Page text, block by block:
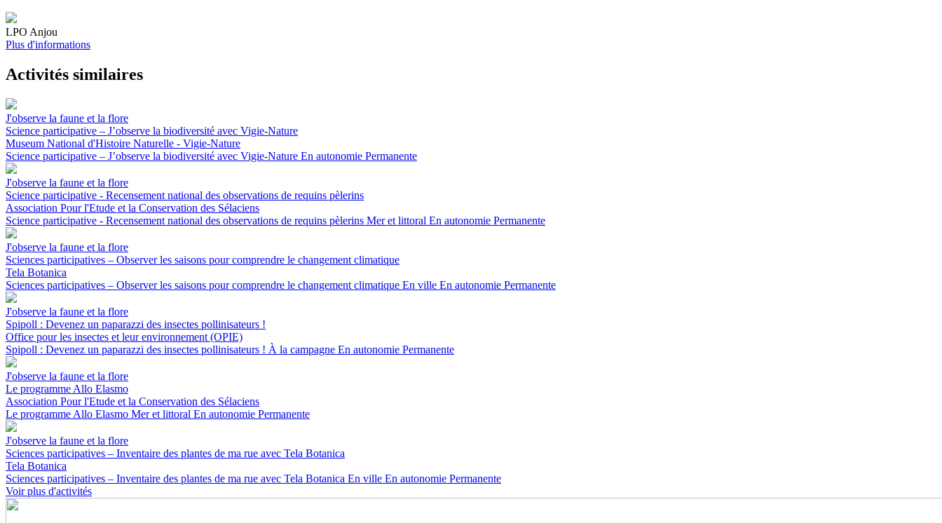
LPO Anjou
Plus d'informations
Activités similaires
J'observe la faune et la flore
Science participative – J’observe la biodiversité avec Vigie-Nature
Museum National d'Histoire Naturelle - Vigie-Nature
Science participative – J’observe la biodiversité avec Vigie-Nature En autonomie Permanente
J'observe la faune et la flore
Science participative - Recensement national des observations de requins pèlerins
Association Pour l'Etude et la Conservation des Sélaciens
Science participative - Recensement national des observations de requins pèlerins Mer et littoral En autonomie Permanente
J'observe la faune et la flore
Sciences participatives – Observer les saisons pour comprendre le changement climatique
Tela Botanica
Sciences participatives – Observer les saisons pour comprendre le changement climatique En ville En autonomie Permanente
J'observe la faune et la flore
Spipoll : Devenez un paparazzi des insectes pollinisateurs !
Office pour les insectes et leur environnement (OPIE)
Spipoll : Devenez un paparazzi des insectes pollinisateurs ! À la campagne En autonomie Permanente
J'observe la faune et la flore
Le programme Allo Elasmo
Association Pour l'Etude et la Conservation des Sélaciens
Le programme Allo Elasmo Mer et littoral En autonomie Permanente
J'observe la faune et la flore
Sciences participatives – Inventaire des plantes de ma rue avec Tela Botanica
Tela Botanica
Sciences participatives – Inventaire des plantes de ma rue avec Tela Botanica En ville En autonomie Permanente
Voir plus d'activités